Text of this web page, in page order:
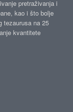
pretraživanja i
kao i što bolje
tezaurusa na 25
kvantitete